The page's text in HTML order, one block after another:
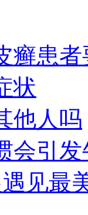
癣患
状
他人吗
会引
见最